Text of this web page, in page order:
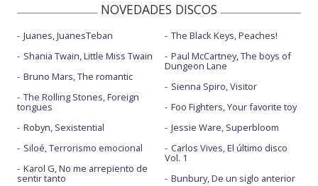
NOVEDADES DISCOS
Juanes, JuanesTeban
Shania Twain, Little Miss Twain
Bruno Mars, The romantic
The Rolling Stones, Foreign
tongues
Robyn, Sexistential
Siloé, Terrorismo emocional
Karol G, No me arrepiento de
sentir tanto
The Black Keys, Peaches!
Paul McCartney, The boys of
Dungeon Lane
Sienna Spiro, Visitor
Foo Fighters, Your favorite toy
Jessie Ware, Superbloom
Carlos Vives, El último disco
Vol. 1
Bunbury, De un siglo anterior